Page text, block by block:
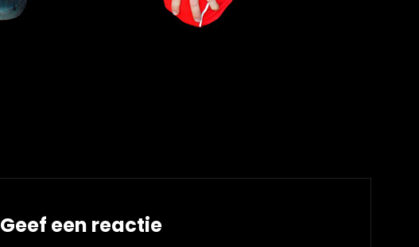
Geef een reactie